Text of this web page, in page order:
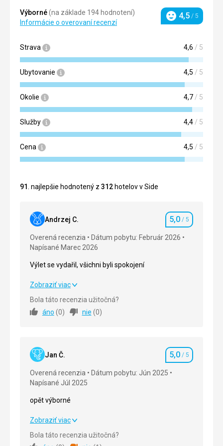
Výborné(na základe 194 hodnotení)
Informácie o overovaní recenzí
Hodnotenie
4,5 / 5
Strava 4,6 / 5
Ubytovanie 4,5 / 5
Okolie 4,7/ 5
Služby 4,4/ 5
Cena 4,5 / 5
91. najlepšie hodnotený z 312 hotelov v Side
Andrzej C. Hodnotenie
5,0 / 5
Overená recenzia
Dátum pobytu: Február 2026
Napísané Marec 2026
Výlet se vydařil, všichni byli spokojení
Výlet se vydařil, všichni byli spokojení
Strava
Služby 5,0/ 5
Cena
Dobře, musíte jít trochu pěšky, ale v sezóně jezdí
autobus.
Zobraziť viac
Bola táto recenzia užitočná?
áno (0) nie (0)
Jan Č. Hodnotenie
5,0 / 5
Overená recenzia
Dátum pobytu: Jún 2025
Napísané Júl 2025
opět výborné
opět výborné
Strava
Zobraziť viac
Bola táto recenzia užitočná?